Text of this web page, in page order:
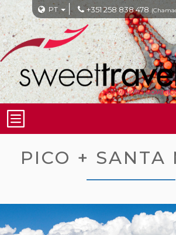
PT +351 258 838 478
PICO + SANTA